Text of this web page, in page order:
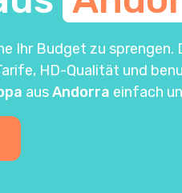
Ihr Budget zu sprengen.
HD-Qualität und
ausAndorra einfach